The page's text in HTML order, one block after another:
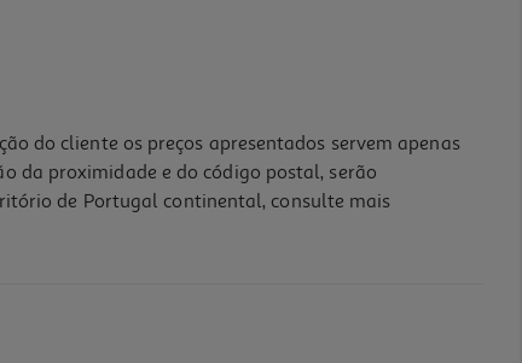
do cliente os preços apresentados servem apenas
da proximidade e do código postal, serão
de Portugal continental, consulte mais